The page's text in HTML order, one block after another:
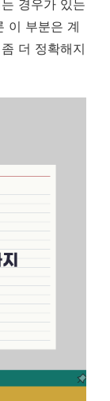
경우가 있는
이 부분은 계
더 정확해지